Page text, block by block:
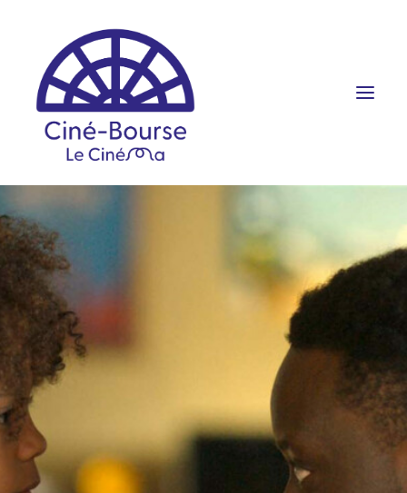
FILMS ET HORAIRES
ÉVÉNEMENTS
SCOLAIRES
PRATIQUE